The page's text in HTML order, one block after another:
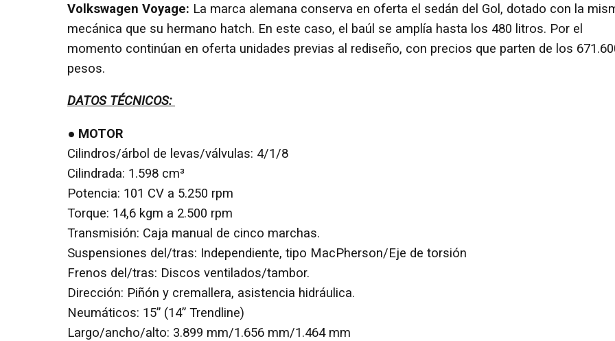
Volkswagen Voyage: La marca alemana conserva en oferta el sedán del Gol, dotado con la
mecánica que su hermano hatch. En este caso, el baúl se amplía hasta los 480 litros. Por el
momento continúan en oferta unidades previas al rediseño, con precios que parten de los
pesos.
DATOS TÉCNICOS:
● MOTOR
Cilindros/árbol de levas/válvulas: 4/1/8
Cilindrada: 1.598 cm³
Potencia: 101 CV a 5.250 rpm
Torque: 14,6 kgm a 2.500 rpm
Transmisión: Caja manual de cinco marchas.
Suspensiones del/tras: Independiente, tipo MacPherson/Eje de torsión
Frenos del/tras: Discos ventilados/tambor.
Dirección: Piñón y cremallera, asistencia hidráulica.
Neumáticos: 15” (14” Trendline)
Largo/ancho/alto: 3.899 mm/1.656 mm/1.464 mm